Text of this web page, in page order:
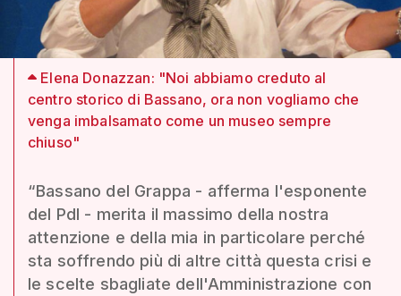
Elena Donazzan: "Noi abbiamo creduto al
centro storico di Bassano, ora non vogliamo che
venga imbalsamato come un museo sempre
chiuso"
“Bassano del Grappa - afferma l'esponente
del Pdl - merita il massimo della nostra
attenzione e della mia in particolare perché
sta soffrendo più di altre città questa crisi e
le scelte sbagliate dell'Amministrazione con